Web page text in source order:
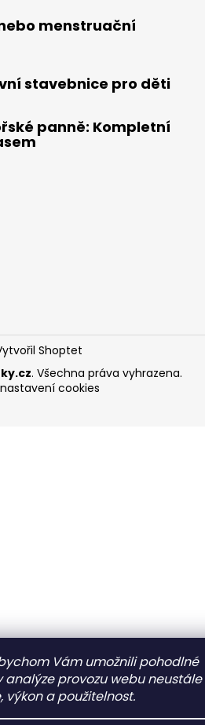
Vám umožnili pohodlné
analýze provozu webu neustále
výkon a použitelnost.
menstruační
stavebnice pro děti
panně: Kompletní
Shoptet
. Všechna práva vyhrazena.
cookies